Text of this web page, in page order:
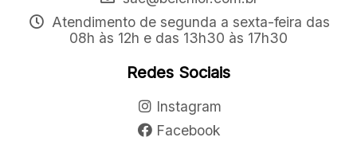
Atendimento de segunda a sexta-feira das
08h às 12h e das 13h30 às 17h30
Redes Sociais
Instagram
Facebook